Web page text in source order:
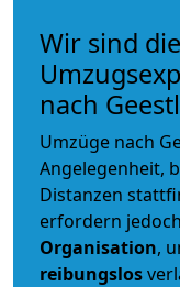
Wir sind
nach
Umzüge nach
Angelegenheit,
Distanzen
erfordern
Organisation,
reibungslos